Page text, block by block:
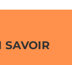
SAVOIR